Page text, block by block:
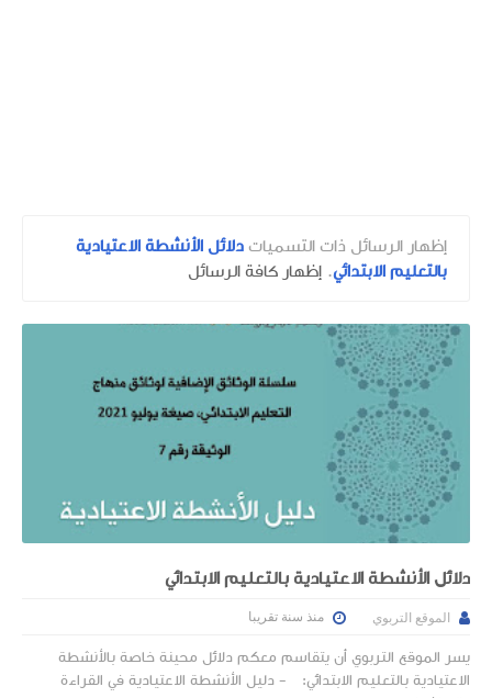
‏إظهار الرسائل ذات التسميات دلائل الأنشطة الاعتيادية
بالتعليم الابتدائي. إظهار كافة الرسائل
دلائل الأنشطة الاعتيادية بالتعليم الابتدائي
الموقع التربوي منذ سنة تقريبا
يسر الموقع التربوي أن يتقاسم معكم دلائل محينة خاصة بالأنشطة
الاعتيادية بالتعليم الابتدائي: - دليل الأنشطة الاعتيادية في القراءة